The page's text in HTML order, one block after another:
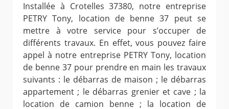
Installée à Crotelles 37380, notre entreprise
PETRY Tony, location de benne 37 peut se
mettre à votre service pour s’occuper de
différents travaux. En effet, vous pouvez faire
appel à notre entreprise PETRY Tony, location
de benne 37 pour prendre en main les travaux
suivants : le débarras de maison ; le débarras
appartement ; le débarras grenier et cave ; la
location de camion benne ; la location de